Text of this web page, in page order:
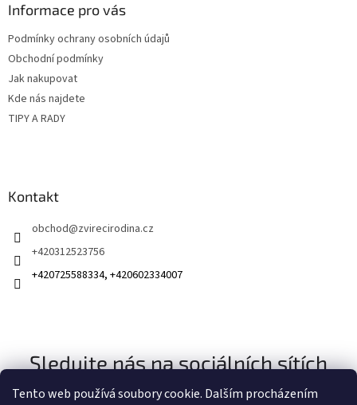
Tento web používá soubory cookie. Dalším procházením
Informace pro vás
Podmínky ochrany osobních údajů
Obchodní podmínky
Jak nakupovat
Kde nás najdete
TIPY A RADY
Kontakt
obchod@zvirecirodina.cz
+420312523756
+420725588334, +420602334007
Sledujte nás na sociálních sítích